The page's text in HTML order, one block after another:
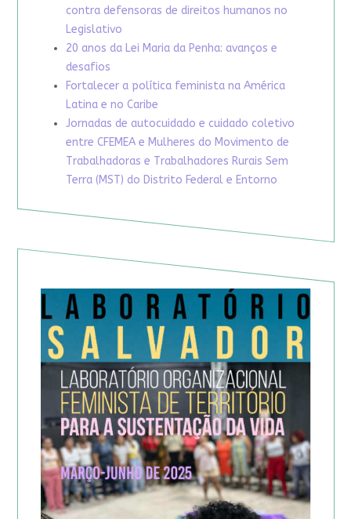
contra defensoras de direitos humanos no
Legislativo
20 anos da Lei Maria da Penha: avanços e
desafios
Fortalecer a política feminista na América
Latina e no Caribe
Jornadas de autocuidado e cuidado coletivo
entre CFEMEA e Mulheres do Movimento de
Trabalhadoras e Trabalhadores Rurais Sem
Terra (MST) do Distrito Federal e Entorno